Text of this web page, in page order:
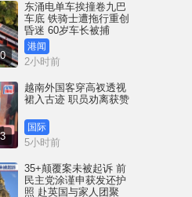
东涌电单车挨撞卷九巴
车底 铁骑士遭拖行重创
昏迷 60岁车长被捕
港闻
2小时前
越南外国客穿高衩透视
裙入古迹 职员劝离获赞
国际
5小时前
35+颠覆案未被起诉 前
民主党涂谨申获发还护
照 赴英国与家人团聚